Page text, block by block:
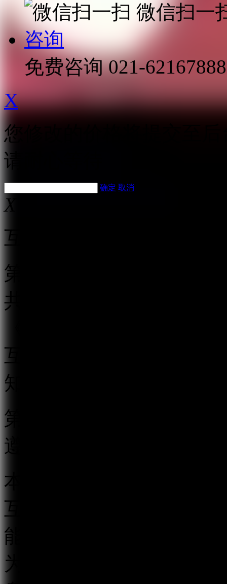
微信扫一
咨询
免费咨询 021-62167888
X
您修改的价格将提交至
请耐心等待
确定 取消
X
互联网跟帖评论服务管理
第一条 为规范互联网跟
共利益，保护公民、法
互联网信息办公室负责
知》，制定本规定。
第二条 在中华人民共和
遵守本规定。
本规定所称跟帖评论服
互动传播平台以及其他
能的传播平台，以发帖
为用户提供发表文字、